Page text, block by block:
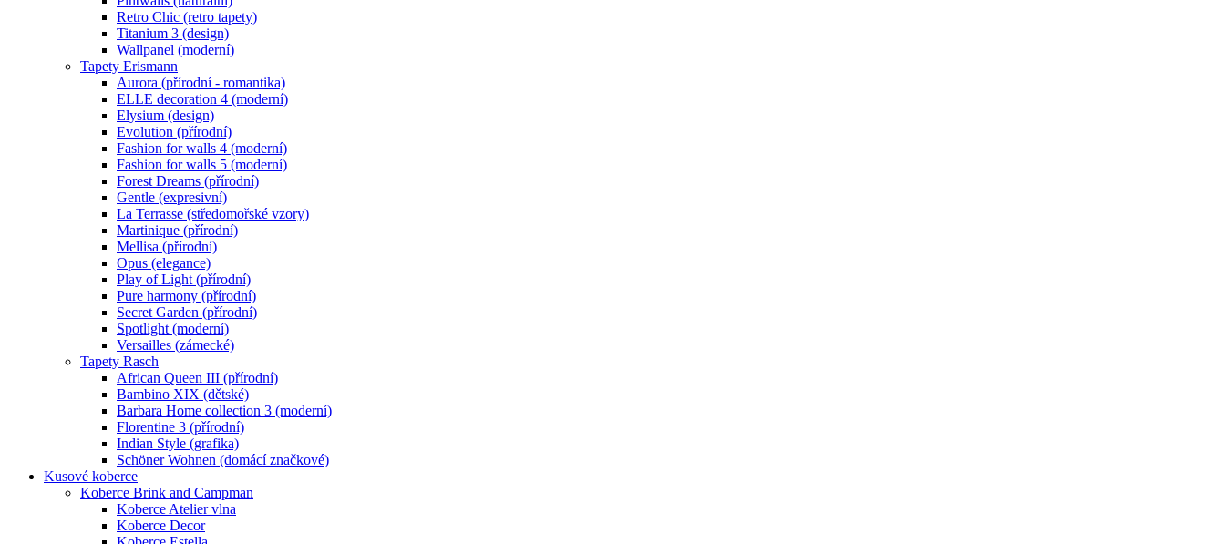
Retro Chic (retro tapety)
Titanium 3 (design)
Wallpanel (moderní)
Tapety Erismann
Aurora (přírodní - romantika)
ELLE decoration 4 (moderní)
Elysium (design)
Evolution (přírodní)
Fashion for walls 4 (moderní)
Fashion for walls 5 (moderní)
Forest Dreams (přírodní)
Gentle (expresivní)
La Terrasse (středomořské vzory)
Martinique (přírodní)
Mellisa (přírodní)
Opus (elegance)
Play of Light (přírodní)
Pure harmony (přírodní)
Secret Garden (přírodní)
Spotlight (moderní)
Versailles (zámecké)
Tapety Rasch
African Queen III (přírodní)
Bambino XIX (dětské)
Barbara Home collection 3 (moderní)
Florentine 3 (přírodní)
Indian Style (grafika)
Schöner Wohnen (domácí značkové)
Kusové koberce
Koberce Brink and Campman
Koberce Atelier vlna
Koberce Decor